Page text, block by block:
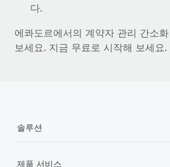
자세히 알아보기
다.
에콰도르에서의 계약자 관리 간소
보세요. 지금 무료로 시작해 보세요.
솔루션
제품 서비스